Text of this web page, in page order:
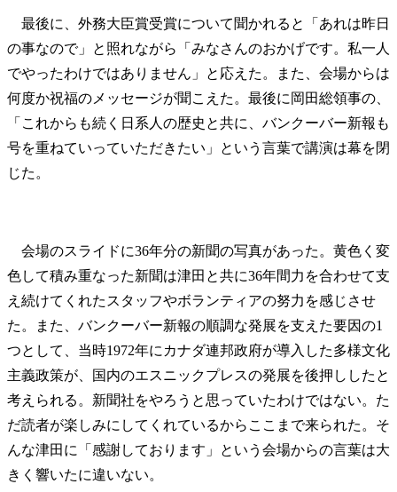
最後に、外務大臣賞受賞について聞かれると「あれは昨日
の事なので」と照れながら「みなさんのおかげです。私一人
でやったわけではありません」と応えた。また、会場からは
何度か祝福のメッセージが聞こえた。最後に岡田総領事の、
「これからも続く日系人の歴史と共に、バンクーバー新報も
号を重ねていっていただきたい」という言葉で講演は幕を閉
じた。
会場のスライドに36年分の新聞の写真があった。黄色く変
色して積み重なった新聞は津田と共に36年間力を合わせて支
え続けてくれたスタッフやボランティアの努力を感じさせ
た。また、バンクーバー新報の順調な発展を支えた要因の1
つとして、当時1972年にカナダ連邦政府が導入した多様文化
主義政策が、国内のエスニックプレスの発展を後押ししたと
考えられる。新聞社をやろうと思っていたわけではない。た
だ読者が楽しみにしてくれているからここまで来られた。そ
んな津田に「感謝しております」という会場からの言葉は大
きく響いたに違いない。